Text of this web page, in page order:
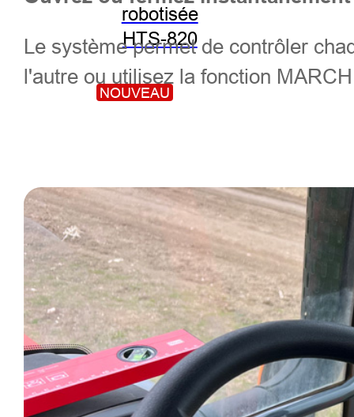
robotisée
HTS-820
NOUVEAU
Le système permet de contrôler
l'autre ou utilisez la fonction